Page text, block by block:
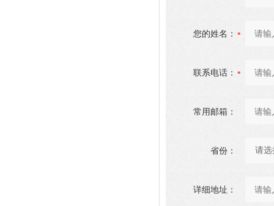
您的姓名：
联系电话：
常用邮箱：
省份：
详细地址：